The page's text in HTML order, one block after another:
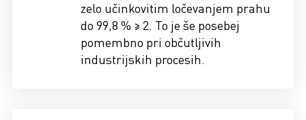
zelo učinkovitim ločevanjem prahu
do 99,8 % ≥ 2. To je še posebej
pomembno pri občutljivih
industrijskih procesih.